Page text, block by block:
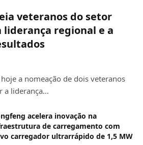
veteranos do setor
regional e a
a nomeação de dois veteranos
a liderança…
acelera inovação na
de carregamento com
carregador ultrarrápido de 1,5 MW